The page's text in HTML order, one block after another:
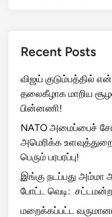
Recent Posts
விஜய் குடும்பத்தில்
தலைகீழாக மாறிய
பின்னணி!
NATO அமைப்பைச்
அமெரிக்க
பெரும் பரபரப்பு!
இங்கு நடப்பது
போட்ட வெடி:
மறைக்கப்பட்ட